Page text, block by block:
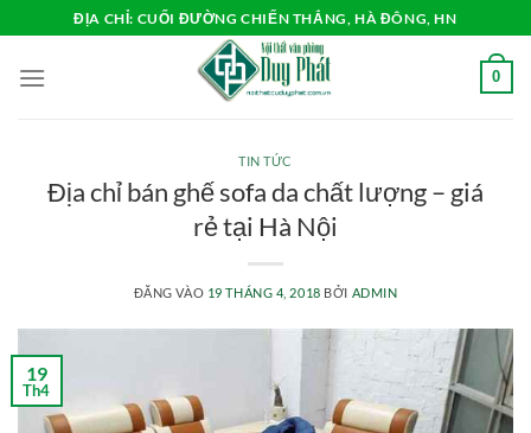
qua
nội
ĐỊA CHỈ: CUỐI ĐƯỜNG CHIẾN THẮNG, HÀ ĐÔNG, HN
0
TIN TỨC
Địa chỉ bán ghế sofa da chất lượng – giá
rẻ tại Hà Nội
ĐĂNG VÀO 19 THÁNG 4, 2018 BỞI ADMIN
19
Th4